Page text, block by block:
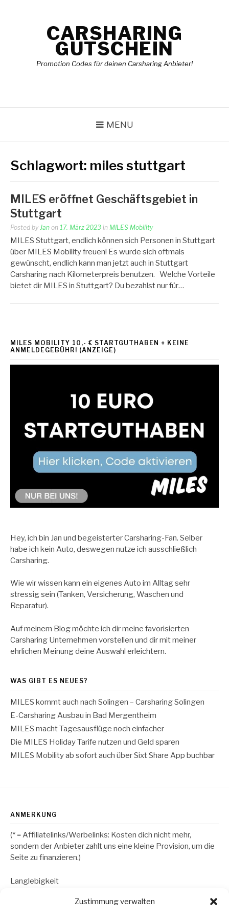
Zustimmung verwalten
CARSHARING
GUTSCHEIN
Promotion Codes für deinen Carsharing Anbieter!
MENU
Schlagwort: miles stuttgart
MILES eröffnet Geschäftsgebiet in
Stuttgart
Posted by Jan on 17. März 2023 in MILES Mobility
MILES Stuttgart, endlich können sich Personen in Stuttgart
über MILES Mobility freuen! Es wurde sich oftmals
gewünscht, endlich kann man jetzt auch in Stuttgart
Carsharing nach Kilometerpreis benutzen. Welche Vorteile
bietet dir MILES in Stuttgart? Du bezahlst nur für…
MILES MOBILITY 10,- € STARTGUTHABEN + KEINE
ANMELDEGEBÜHR! (ANZEIGE)
Hey, ich bin Jan und begeisterter Carsharing-Fan. Selber
habe ich kein Auto, deswegen nutze ich ausschließlich
Carsharing.
Wie wir wissen kann ein eigenes Auto im Alltag sehr
stressig sein (Tanken, Versicherung, Waschen und
Reparatur).
Auf meinem Blog möchte ich dir meine favorisierten
Carsharing Unternehmen vorstellen und dir mit meiner
ehrlichen Meinung deine Auswahl erleichtern.
WAS GIBT ES NEUES?
MILES kommt auch nach Solingen – Carsharing Solingen
E-Carsharing Ausbau in Bad Mergentheim
MILES macht Tagesausflüge noch einfacher
Die MILES Holiday Tarife nutzen und Geld sparen
MILES Mobility ab sofort auch über Sixt Share App buchbar
ANMERKUNG
(* = Affiliatelinks/Werbelinks: Kosten dich nicht mehr,
sondern der Anbieter zahlt uns eine kleine Provision, um die
Seite zu finanzieren.)
Langlebigkeit